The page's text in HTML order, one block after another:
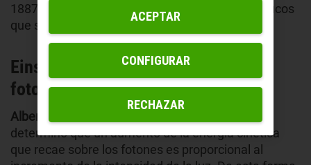
1887, aunque posteriormente hubo otros científicos
que siguieron analizando este fenómeno.
Einstein y su explicación del efecto
fotoeléctrico
Albert Einstein estudió el
y
determinó que un aumento de la energía cinética
que recae sobre los fotones es proporcional al
CONFIGURAR
RECHAZAR
ACEPTAR